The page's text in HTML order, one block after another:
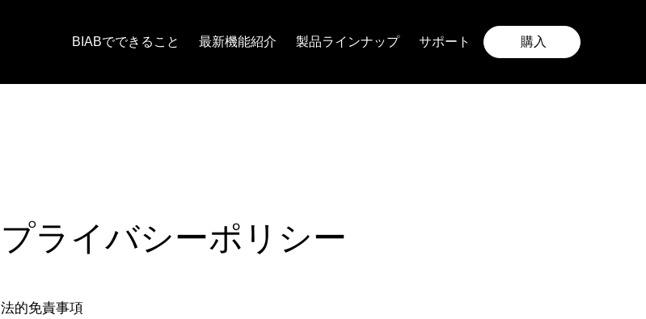
BIABでできること 最新機能紹介 製品ラインナップ サポート 購入
法的免責事項
プライバシーポリシー